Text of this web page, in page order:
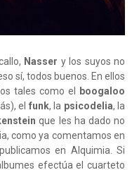
Nasser y los suyos no
sí, todos buenos. En ellos
tales como el
boogaloo
el funk, la psicodelia, la
que les ha dado no
como ya comentamos en
en Alquimia. Si
efectúa el cuarteto